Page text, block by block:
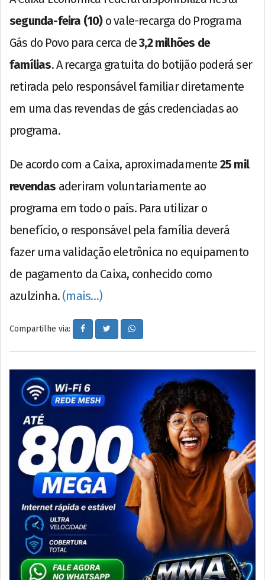
segunda-feira (10)o vale-recarga do Programa
Gás do Povo para cerca de3,2 milhões de
famílias. A recarga gratuita do botijão poderá ser
retirada pelo responsável familiar diretamente
em uma das revendas de gás credenciadas ao
programa.
De acordo com a Caixa, aproximadamente 25 mil
revendas aderiram voluntariamente ao
programa em todo o país. Para utilizar o
benefício, o responsável pela família deverá
fazer uma validação eletrônica no equipamento
de pagamento da Caixa, conhecido como
azulzinha. (mais…)
Compartilhe via: